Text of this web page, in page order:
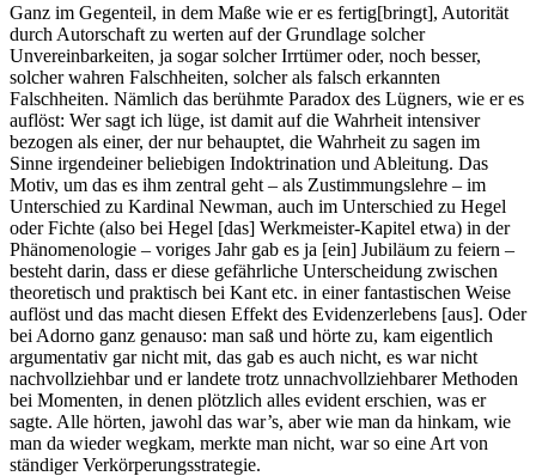
Ganz im Gegenteil, in dem Maße wie er es fertig[bringt], Autorität
durch Autorschaft zu werten auf der Grundlage solcher
Unvereinbarkeiten, ja sogar solcher Irrtümer oder, noch besser,
solcher wahren Falschheiten, solcher als falsch erkannten
Falschheiten. Nämlich das berühmte Paradox des Lügners, wie er es
auflöst: Wer sagt ich lüge, ist damit auf die Wahrheit intensiver
bezogen als einer, der nur behauptet, die Wahrheit zu sagen im
Sinne irgendeiner beliebigen Indoktrination und Ableitung. Das
Motiv, um das es ihm zentral geht – als Zustimmungslehre – im
Unterschied zu Kardinal Newman, auch im Unterschied zu Hegel
oder Fichte (also bei Hegel [das] Werkmeister-Kapitel etwa) in der
Phänomenologie – voriges Jahr gab es ja [ein] Jubiläum zu feiern –
besteht darin, dass er diese gefährliche Unterscheidung zwischen
theoretisch und praktisch bei Kant etc. in einer fantastischen Weise
auflöst und das macht diesen Effekt des Evidenzerlebens [aus]. Oder
bei Adorno ganz genauso: man saß und hörte zu, kam eigentlich
argumentativ gar nicht mit, das gab es auch nicht, es war nicht
nachvollziehbar und er landete trotz unnachvollziehbarer Methoden
bei Momenten, in denen plötzlich alles evident erschien, was er
sagte. Alle hörten, jawohl das war’s, aber wie man da hinkam, wie
man da wieder wegkam, merkte man nicht, war so eine Art von
ständiger Verkörperungsstrategie.